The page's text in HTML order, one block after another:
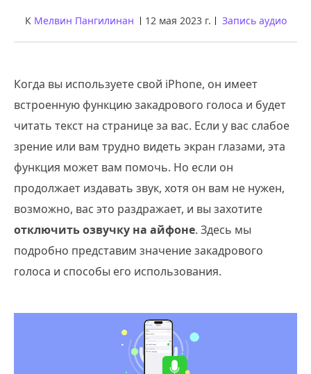
К Мелвин Пангилинан 12 мая 2023 г. Запись аудио
Когда вы используете свой iPhone, он имеет
встроенную функцию закадрового голоса и будет
читать текст на странице за вас. Если у вас слабое
зрение или вам трудно видеть экран глазами, эта
функция может вам помочь. Но если он
продолжает издавать звук, хотя он вам не нужен,
возможно, вас это раздражает, и вы захотите
отключить озвучку на айфоне. Здесь мы
подробно представим значение закадрового
голоса и способы его использования.